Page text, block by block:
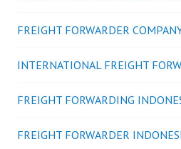
FREIGHT FORWARDER
INTERNATIONAL FREIGHT
FREIGHT FORWARDING
FREIGHT FORWARDER